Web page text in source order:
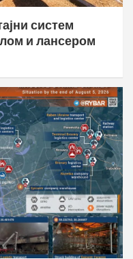
систем
и лансером